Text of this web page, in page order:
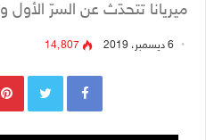
ميريانا تتحدّث عن السرّ
6 ديسمبر، 2019 14٬807